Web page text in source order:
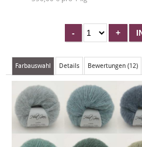
Farbauswahl Details Bewertungen (12)